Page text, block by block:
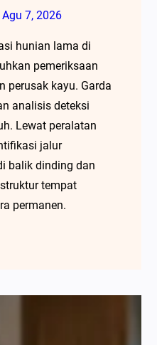
Agu 7, 2026
hunian lama di
pemeriksaan
perusak kayu. Garda
analisis deteksi
Lewat peralatan
jalur
balik dinding dan
tempat
permanen.